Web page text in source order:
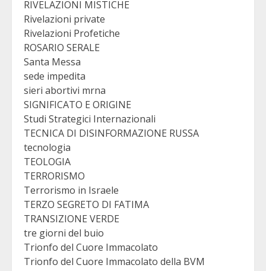
RIVELAZIONI MISTICHE
Rivelazioni private
Rivelazioni Profetiche
ROSARIO SERALE
Santa Messa
sede impedita
sieri abortivi mrna
SIGNIFICATO E ORIGINE
Studi Strategici Internazionali
TECNICA DI DISINFORMAZIONE RUSSA
tecnologia
TEOLOGIA
TERRORISMO
Terrorismo in Israele
TERZO SEGRETO DI FATIMA
TRANSIZIONE VERDE
tre giorni del buio
Trionfo del Cuore Immacolato
Trionfo del Cuore Immacolato della BVM